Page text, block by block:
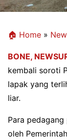
🏠 Home »
BONE,
kembali soroti
lapak yang
liar.
Para
oleh